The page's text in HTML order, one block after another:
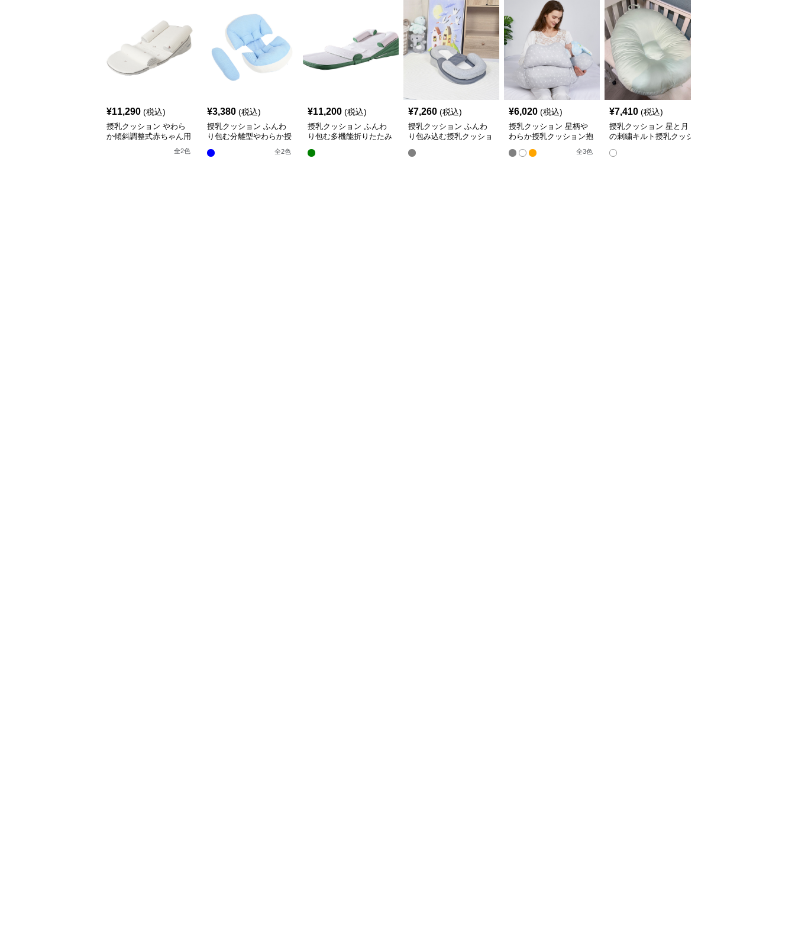
¥11,290 (税込)
授乳クッション やわら
か傾斜調整式赤ちゃん用
全2色
¥3,380 (税込)
授乳クッション ふんわ
り包む分離型やわらか授
全2色
¥11,200 (税込)
授乳クッション ふんわ
り包む多機能折りたたみ
¥7,260 (税込)
授乳クッション ふんわ
り包み込む授乳クッショ
¥6,020 (税込)
授乳クッション 星柄や
わらか授乳クッション抱
き枕兼用多機能タイプ
全3色
¥7,410 (税込)
授乳クッション 星と月
の刺繍キルト授乳クッシ